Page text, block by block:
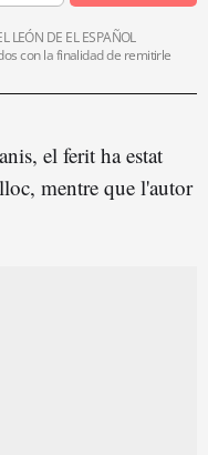
LEÓN DE EL ESPAÑOL
con la finalidad de remitirle
el ferit ha estat
mentre que l'autor